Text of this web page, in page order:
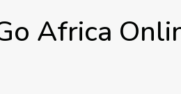
Africa